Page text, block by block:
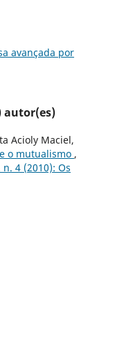
avançada por
autor(es)
Acioly Maciel,
o mutualismo ,
4 (2010): Os